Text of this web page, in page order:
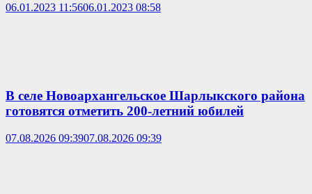
06.01.2023 11:5606.01.2023 08:58
В селе Новоархангельское Шарлыкского района
готовятся отметить 200-летний юбилей
07.08.2026 09:3907.08.2026 09:39